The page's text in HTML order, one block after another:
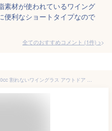
素材が使われているワイング
便利なショートタイプなので
全てのおすすめコメント (1件) >
キャンプ 2個セット 2個セット 300cc 割れないワイングラス アウトドア お酒 プラスチック 樹脂製 割れない 子供 ペア ワイングラス ワイン シャンパン グラス コップ パーティー ギフト プレゼント 可愛い